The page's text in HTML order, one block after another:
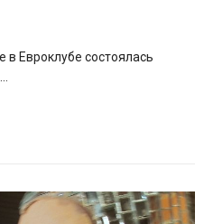
в Евроклубе состоялась